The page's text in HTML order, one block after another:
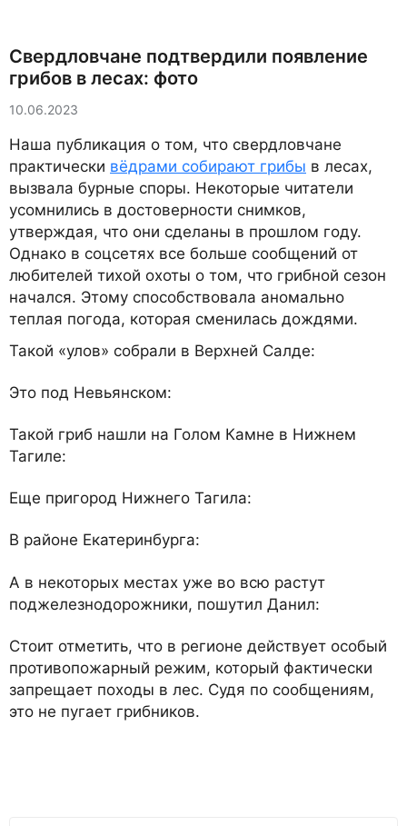
Свердловчане подтвердили появление
грибов в лесах: фото
10.06.2023
Наша публикация о том, что свердловчане
практически вёдрами собирают грибы в лесах,
вызвала бурные споры. Некоторые читатели
усомнились в достоверности снимков,
утверждая, что они сделаны в прошлом году.
Однако в соцсетях все больше сообщений от
любителей тихой охоты о том, что грибной сезон
начался. Этому способствовала аномально
теплая погода, которая сменилась дождями.
Такой «улов» собрали в Верхней Салде:
Это под Невьянском:
Такой гриб нашли на Голом Камне в Нижнем
Тагиле:
Еще пригород Нижнего Тагила:
В районе Екатеринбурга:
А в некоторых местах уже во всю растут
поджелезнодорожники, пошутил Данил:
Стоит отметить, что в регионе действует особый
противопожарный режим, который фактически
запрещает походы в лес. Судя по сообщениям,
это не пугает грибников.